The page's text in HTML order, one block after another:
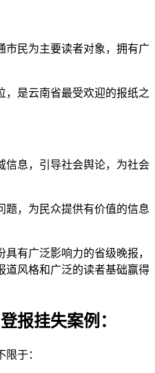
市民为主要读者对象，拥有广
，是云南省最受欢迎的报纸之
信息，引导社会舆论，为社会
题，为民众提供有价值的信息
有广泛影响力的省级晚报，
道风格和广泛的读者基础赢得
报挂失案例：
于：